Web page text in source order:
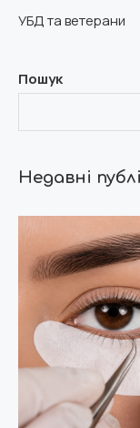
Пошук
Недавні
УБД та ветерани